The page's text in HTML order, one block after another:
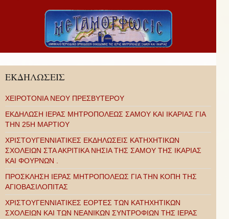
ΕΚΔΗΛΩΣΕΙΣ
ΧΕΙΡΟΤΟΝΙΑ ΝΕΟΥ ΠΡΕΣΒΥΤΕΡΟΥ
ΕΚΔΗΛΩΣΗ ΙΕΡΑΣ ΜΗΤΡΟΠΟΛΕΩΣ ΣΑΜΟΥ ΚΑΙ ΙΚΑΡΙΑΣ ΓΙΑ
ΤΗΝ 25Η ΜΑΡΤΙΟΥ
ΧΡΙΣΤΟΥΓΕΝΝΙΑΤΙΚΕΣ ΕΚΔΗΛΩΣΕΙΣ ΚΑΤΗΧΗΤΙΚΩΝ
ΣΧΟΛΕΙΩΝ ΣΤΑ ΑΚΡΙΤΙΚΑ ΝΗΣΙΑ ΤΗΣ ΣΑΜΟΥ ΤΗΣ ΙΚΑΡΙΑΣ
ΚΑΙ ΦΟΥΡΝΩΝ .
ΠΡΟΣΚΛΗΣΗ ΙΕΡΑΣ ΜΗΤΡΟΠΟΛΕΩΣ ΓΙΑ ΤΗΝ ΚΟΠΗ ΤΗΣ
ΑΓΙΟΒΑΣΙΛΟΠΙΤΑΣ
ΧΡΙΣΤΟΥΓΕΝΝΙΑΤΙΚΕΣ ΕΟΡΤΕΣ ΤΩΝ ΚΑΤΗΧΗΤΙΚΩΝ
ΣΧΟΛΕΙΩΝ ΚΑΙ ΤΩΝ ΝΕΑΝΙΚΩΝ ΣΥΝΤΡΟΦΙΩΝ ΤΗΣ ΙΕΡΑΣ